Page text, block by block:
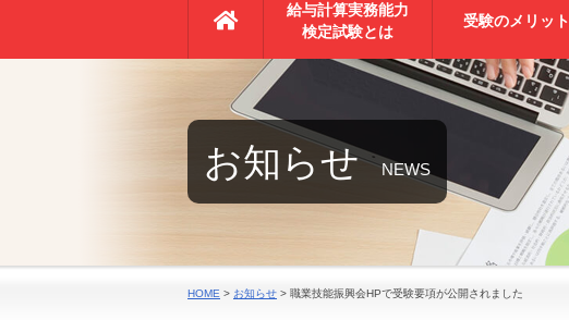
給与計算実務能力
検定試験とは
受験のメリット
お知らせ NEWS
HOME > お知らせ > 職業技能振興会HPで受験要項が公開されました